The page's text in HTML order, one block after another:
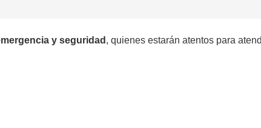
y seguridad , quienes estarán atentos para